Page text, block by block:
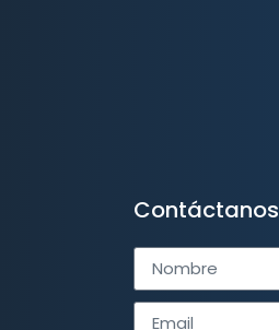
Contáctanos